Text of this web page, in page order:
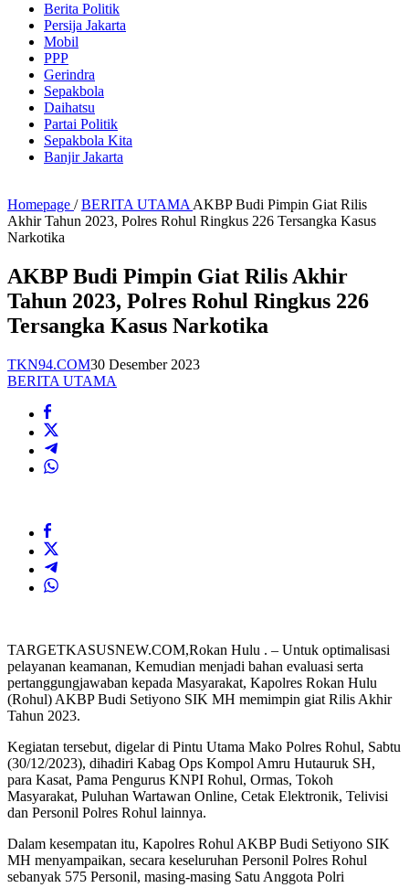
Berita Politik
Persija Jakarta
Mobil
PPP
Gerindra
Sepakbola
Daihatsu
Partai Politik
Sepakbola Kita
Banjir Jakarta
Homepage / BERITA UTAMA AKBP Budi Pimpin Giat Rilis
Akhir Tahun 2023, Polres Rohul Ringkus 226 Tersangka Kasus
Narkotika
AKBP Budi Pimpin Giat Rilis Akhir
Tahun 2023, Polres Rohul Ringkus 226
Tersangka Kasus Narkotika
TKN94.COM30 Desember 2023
BERITA UTAMA
TARGETKASUSNEW.COM,Rokan Hulu . – Untuk optimalisasi
pelayanan keamanan, Kemudian menjadi bahan evaluasi serta
pertanggungjawaban kepada Masyarakat, Kapolres Rokan Hulu
(Rohul) AKBP Budi Setiyono SIK MH memimpin giat Rilis Akhir
Tahun 2023.
Kegiatan tersebut, digelar di Pintu Utama Mako Polres Rohul, Sabtu
(30/12/2023), dihadiri Kabag Ops Kompol Amru Hutauruk SH,
para Kasat, Pama Pengurus KNPI Rohul, Ormas, Tokoh
Masyarakat, Puluhan Wartawan Online, Cetak Elektronik, Telivisi
dan Personil Polres Rohul lainnya.
Dalam kesempatan itu, Kapolres Rohul AKBP Budi Setiyono SIK
MH menyampaikan, secara keseluruhan Personil Polres Rohul
sebanyak 575 Personil, masing-masing Satu Anggota Polri